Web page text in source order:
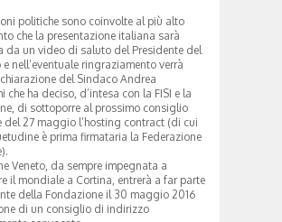
politiche sono coinvolte al più alto
che la presentazione italiana sarà
da un video di saluto del Presidente del
nell’eventuale ringraziamento verrà
del Sindaco Andrea
che ha deciso, d’intesa con la FISI e la
di sottoporre al prossimo consiglio
del 27 maggio l’hosting contract (di cui
è prima firmataria la Federazione
Veneto, da sempre impegnata a
il mondiale a Cortina, entrerà a far parte
della Fondazione il 30 maggio 2016
di un consiglio di indirizzo